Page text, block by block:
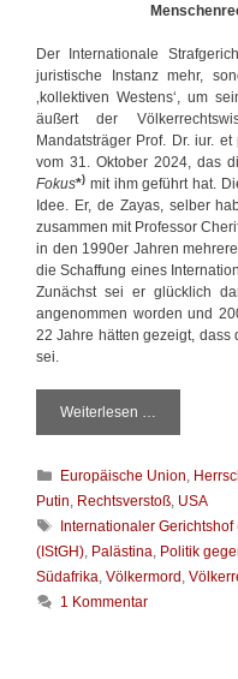
Der Internationale
juristische Instanz mehr,
‚kollektiven Westens‘, um
äußert der
Mandatsträger Prof. Dr. iur.
vom 31. Oktober 2024, das
Fokus*) mit ihm geführt hat.
Idee. Er, de Zayas, selber
zusammen mit Professor
in den 1990er Jahren
die Schaffung eines
Zunächst sei er glücklich
angenommen worden und
22 Jahre hätten gezeigt, dass
sei.
Weiterlesen …
i
K
o
r
m
K
a
t
g
o
r
Europäische Union,
Putin, Rechtsverstoß, USA
S
c
h
a
Internationaler Gerichtshof
(IStGH), Palästina, Politik
Südafrika, Völkermord ,
1 Kommentar